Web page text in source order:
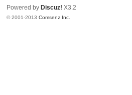
Powered by Discuz! X3.2
© 2001-2013Comsenz Inc.